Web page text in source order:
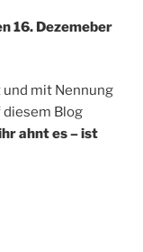
16. Dezemeber
mit Nennung
diesem Blog
ahnt es – ist